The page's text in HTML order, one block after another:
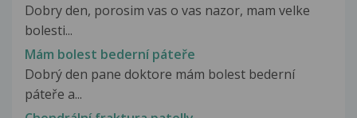
Dobry den, porosim vas o vas nazor, mam velke
bolesti...
Mám bolest bederní páteře
Dobrý den pane doktore mám bolest bederní
páteře a...